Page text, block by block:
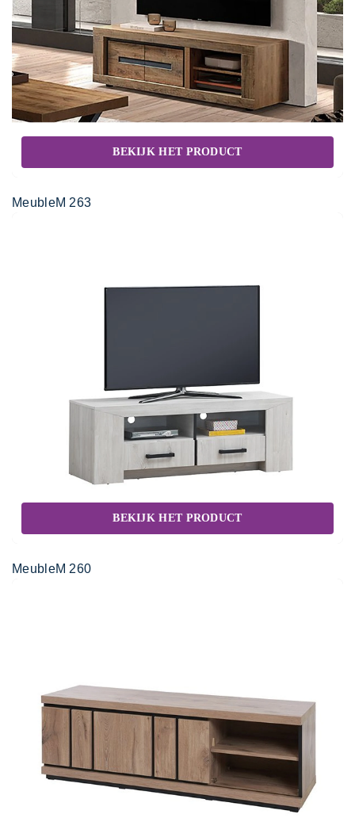
BEKIJK HET PRODUCT
MeubleM 263
BEKIJK HET PRODUCT
MeubleM 260